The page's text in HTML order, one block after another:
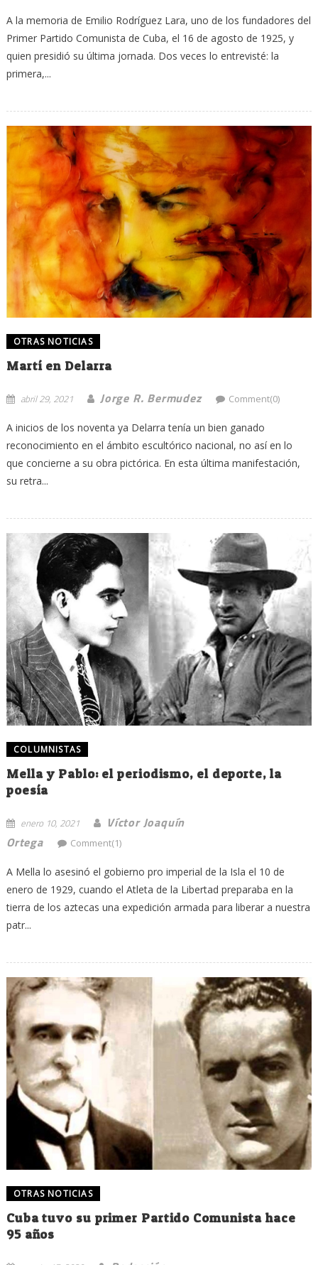
A la memoria de Emilio Rodríguez Lara, uno de los fundadores del
Primer Partido Comunista de Cuba, el 16 de agosto de 1925, y
quien presidió su última jornada. Dos veces lo entrevisté: la
primera,...
OTRAS NOTICIAS
Martí en Delarra
abril 29, 2021 Jorge R. Bermudez Comment(0)
A inicios de los noventa ya Delarra tenía un bien ganado
reconocimiento en el ámbito escultórico nacional, no así en lo
que concierne a su obra pictórica. En esta última manifestación,
su retra...
COLUMNISTAS
Mella y Pablo: el periodismo, el deporte, la
poesía
enero 10, 2021
Víctor Joaquín
Ortega
Comment(1)
A Mella lo asesinó el gobierno pro imperial de la Isla el 10 de
enero de 1929, cuando el Atleta de la Libertad preparaba en la
tierra de los aztecas una expedición armada para liberar a nuestra
patr...
OTRAS NOTICIAS
Cuba tuvo su primer Partido Comunista hace
95 años